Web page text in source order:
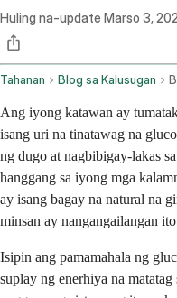
Huling na-update Marso 3,
Tahanan Blog sa Kalusugan
Ang iyong katawan ay
isang uri na tinatawag na
ng dugo at nagbibigay-lakas
hanggang sa iyong mga
ay isang bagay na natural na
minsan ay nangangailangan
Isipin ang pamamahala ng
suplay ng enerhiya na